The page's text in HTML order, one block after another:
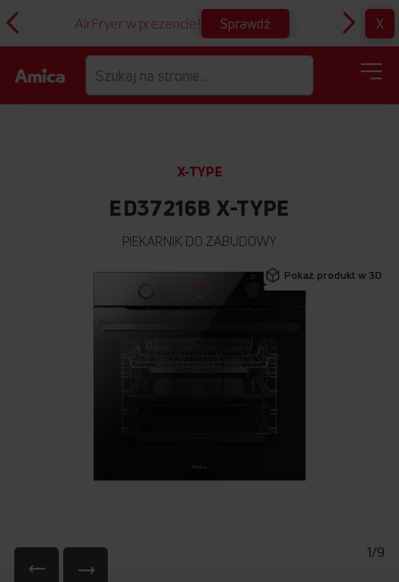
AirFryer w prezencie! Sprawdź X
X-TYPE
ED37216B X-TYPE
PIEKARNIK DO ZABUDOWY
Pokaż produkt w 3D
1/9